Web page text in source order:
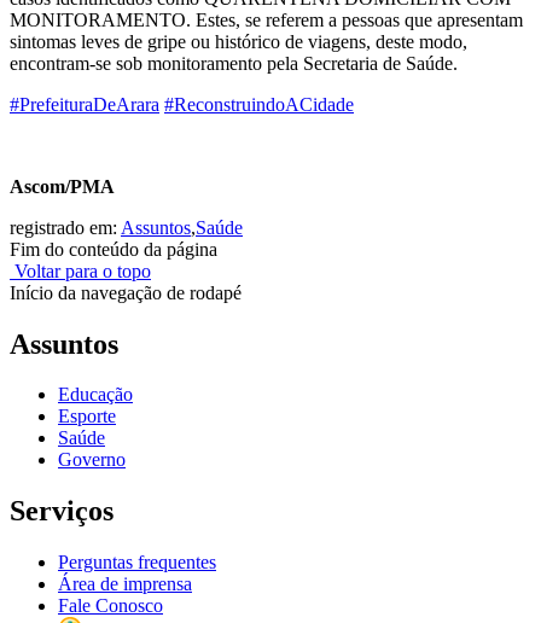
MONITORAMENTO. Estes, se referem a pessoas que apresentam
sintomas leves de gripe ou histórico de viagens, deste modo,
encontram-se sob monitoramento pela Secretaria de Saúde.
#PrefeituraDeArara #ReconstruindoACidade
Ascom/PMA
registrado em: Assuntos,Saúde
Fim do conteúdo da página
Voltar para o topo
Início da navegação de rodapé
Assuntos
Educação
Esporte
Saúde
Governo
Serviços
Perguntas frequentes
Área de imprensa
Fale Conosco